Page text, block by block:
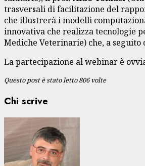
trasversali di facilitazione del
che illustrerà i modelli
innovativa che realizza tecnologie
Mediche Veterinarie) che, a
La partecipazione al webinar è
Questo post è stato letto 806 volte
Chi scrive